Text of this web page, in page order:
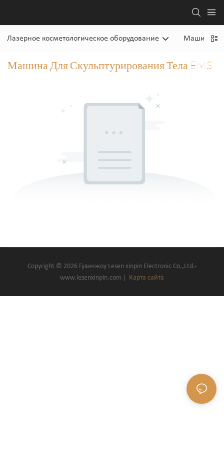
Лазерное косметологическое оборудование Машина
Машина Для Скульптурирования Тела EMS
Copyright © 2026 Гуанчжоу Lesen xinpin Electronic Co.,Ltd.-
www.lesenxinpin.com |
Карта сайта